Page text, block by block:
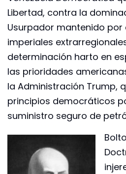
Libertad, contra la
Usurpador mantenido
imperiales
determinación harto en
las prioridades
la Administración Trump,
principios democráticos
suministro seguro de